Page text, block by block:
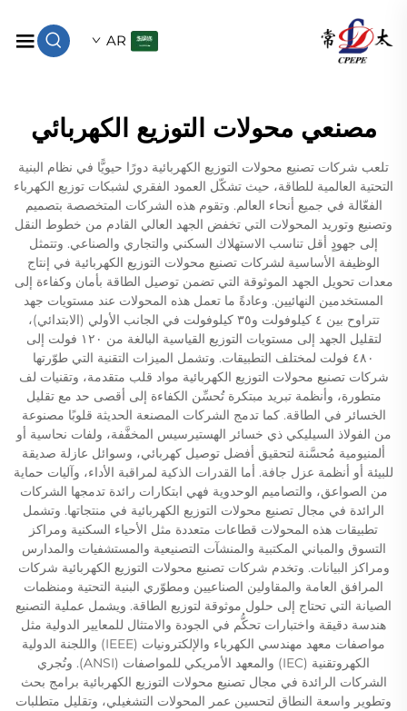
AR
مصنعي محولات التوزيع الكهربائي
تلعب شركات تصنيع محولات التوزيع الكهربائية دورًا حيويًّا في نظام البنية
التحتية العالمية للطاقة، حيث تشكّل العمود الفقري لشبكات توزيع الكهرباء
الفعّالة في جميع أنحاء العالم. وتقوم هذه الشركات المتخصصة بتصميم
وتصنيع وتوريد المحولات التي تخفض الجهد العالي القادم من خطوط النقل
إلى جهودٍ أقل تناسب الاستهلاك السكني والتجاري والصناعي. وتتمثل
الوظيفة الأساسية لشركات تصنيع محولات التوزيع الكهربائية في إنتاج
معدات تحويل الجهد الموثوقة التي تضمن توصيل الطاقة بأمان وكفاءة إلى
المستخدمين النهائيين. وعادةً ما تعمل هذه المحولات عند مستويات جهد
تتراوح بين ٤ كيلوفولت و٣٥ كيلوفولت في الجانب الأولي (الابتدائي)،
لتقليل الجهد إلى مستويات التوزيع القياسية البالغة من ١٢٠ فولت إلى
٤٨٠ فولت لمختلف التطبيقات. وتشمل الميزات التقنية التي طوّرتها
شركات تصنيع محولات التوزيع الكهربائية مواد قلب متقدمة، وتقنيات لف
متطورة، وأنظمة تبريد مبتكرة تُحسِّن الكفاءة إلى أقصى حد مع تقليل
الخسائر في الطاقة. كما تدمج الشركات المصنعة الحديثة قلوبًا مصنوعة
من الفولاذ السيليكي ذي خسائر الهستيرسيس المخفَّفة، ولفات نحاسية أو
ألمنيومية مُحسَّنة لتحقيق أفضل توصيل كهربائي، وسوائل عازلة صديقة
للبيئة أو أنظمة عزل جافة. أما القدرات الذكية لمراقبة الأداء، وآليات حماية
من الصواعق، والتصاميم الوحدوية فهي ابتكارات رائدة تدمجها الشركات
الرائدة في مجال تصنيع محولات التوزيع الكهربائية في منتجاتها. وتشمل
تطبيقات هذه المحولات قطاعات متعددة مثل الأحياء السكنية ومراكز
التسوق والمباني المكتبية والمنشآت التصنيعية والمستشفيات والمدارس
ومراكز البيانات. وتخدم شركات تصنيع محولات التوزيع الكهربائية شركات
المرافق العامة والمقاولين الصناعيين ومطوّري البنية التحتية ومنظمات
الصيانة التي تحتاج إلى حلول موثوقة لتوزيع الطاقة. ويشمل عملية التصنيع
هندسة دقيقة واختبارات تحكُّم في الجودة والامتثال للمعايير الدولية مثل
مواصفات معهد مهندسي الكهرباء والإلكترونيات (IEEE) واللجنة الدولية
الكهروتقنية (IEC) والمعهد الأمريكي للمواصفات (ANSI). وتُجري
الشركات الرائدة في مجال تصنيع محولات التوزيع الكهربائية برامج بحث
وتطوير واسعة النطاق لتحسين عمر المحولات التشغيلي، وتقليل متطلبات